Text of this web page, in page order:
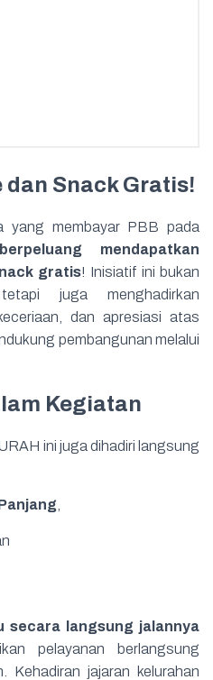
dan Snack Gratis!
yang membayar PBB pada
berpeluang mendapatkan
gratis! Inisiatif ini bukan
juga menghadirkan
dan apresiasi atas
pembangunan melalui
Kegiatan
ini juga dihadiri langsung
secara langsung jalannya
pelayanan berlangsung
Kehadiran jajaran kelurahan